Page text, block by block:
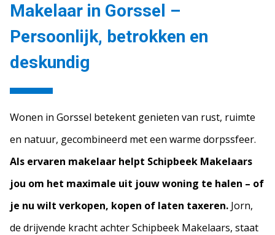
Makelaar in Gorssel –
Persoonlijk, betrokken en
deskundig
Wonen in Gorssel betekent genieten van rust, ruimte
en natuur, gecombineerd met een warme dorpssfeer.
Als ervaren makelaar helpt Schipbeek Makelaars
jou om het maximale uit jouw woning te halen – of
je nu wilt verkopen, kopen of laten taxeren. Jorn,
de drijvende kracht achter Schipbeek Makelaars, staat